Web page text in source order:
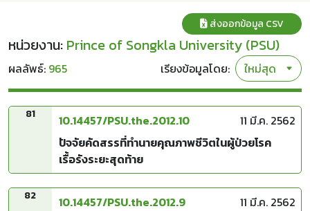
ส่งออกข้อมูล CSV
หน่วยงาน: Prince of Songkla University (PSU)
ผลลัพธ์: 965 เรียงข้อมูลโดย:
81 10.14457/PSU.the.2012.10
11 มี.ค. 2562
ปัจจัยคัดสรรที่ทำนายคุณภาพชีวิตในผู้ป่วยโรค
เรื้อรังระยะสุดท้าย
82 10.14457/PSU.the.2012.9
11 มี.ค. 2562